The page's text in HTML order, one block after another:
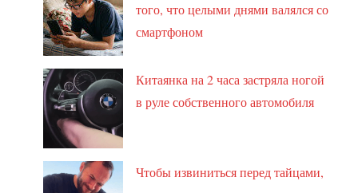
того, что целыми днями валялся со
смартфоном
Китаянка на 2 часа застряла ногой
в руле собственного автомобиля
Чтобы извиниться перед тайцами,